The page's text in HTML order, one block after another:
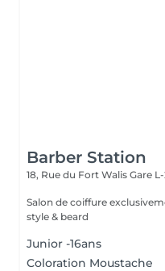
Barber Station
18, Rue du Fort Walis Gare
Salon de coiffure
style & beard
Junior -16ans
Coloration Moustache